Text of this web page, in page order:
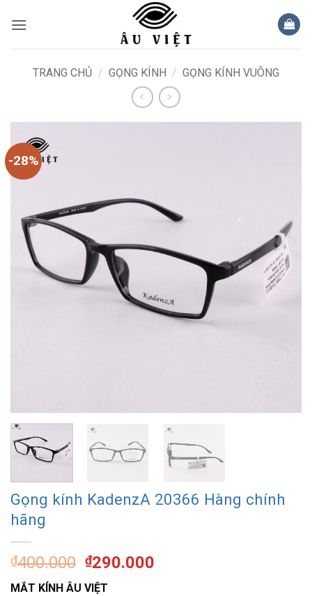
qua
TRANG CHỦ / GỌNG KÍNH / GỌNG KÍNH VUÔNG
-28%
Gọng kính KadenzA 20366 Hàng chính
hãng
₫400.000 Giá
gốc
₫290.000
MẮT KÍNH ÂU VIỆT